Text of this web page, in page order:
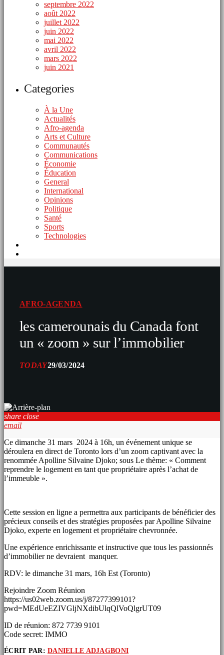
septembre 2022
août 2022
juillet 2022
juin 2022
mai 2022
avril 2022
mars 2022
juin 2021
Categories
À la Une
Actualités
Afro-agenda
Arts et Culture
Communautés
Communications
Économie
Éducation
General
International
Opinions
Politique
Santé
Sports
Technologies
AFRO-AGENDA
les camerounais du Canada font
un « zoom » sur l’immobilier
TODAY29/03/2024
share close
email
Ce dimanche 31 mars 2024 à 16h, un événement unique se
déroulera en direct de Toronto lors d’un zoom captivant avec la
renommée Apolline Silvaine Djoko; sous Le thème: « Comment
reprendre le logement en tant que propriétaire après l’achat de
l’immeuble ».
Cette session en ligne a permettra aux participants de bénéficier des
précieux conseils et des stratégies proposées par Apolline Silvaine
Djoko, experte en logement et propriétaire chevronnée.
Une expérience enrichissante et instructive que tous les passionnés
d’immobilier ne devraient manquer.
RDV: le dimanche 31 mars, 16h Est (Toronto)
Rejoindre Zoom Réunion
https://us02web.zoom.us/j/87277399101?
pwd=MEdUeEZIVGljNXdibUlqQlVoQlgrUT09
ID de réunion: 872 7739 9101
Code secret: IMMO
ÉCRIT PAR:DANIELLE ADJAGBONI